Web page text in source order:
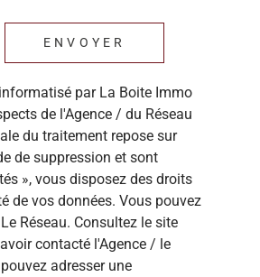
ENVOYER
par La Boite Immo
de l'Agence / du Réseau
du traitement repose sur
de suppression et sont
», vous disposez des droits
de vos données. Vous pouvez
Réseau. Consultez le site
contacté l'Agence / le
adresser une